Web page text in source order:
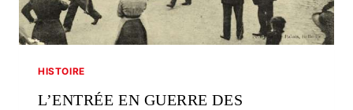
HISTOIRE
L’ENTRÉE EN GUERRE DES